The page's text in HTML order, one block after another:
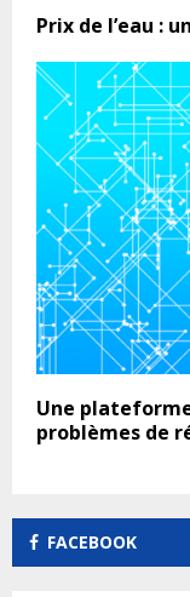
Prix de l’eau :
Une
problèmes de
FACEBOOK